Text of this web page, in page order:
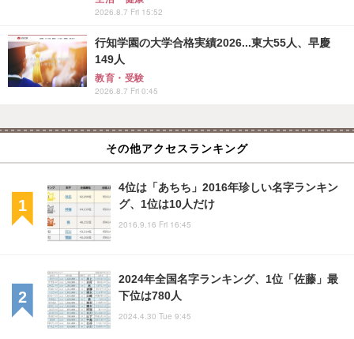
2026.8.7 Fri 15:52
行知学園の大学合格実績2026...東大55人、早慶
149人
教育・受験
2026.8.7 Fri 0:45
その他アクセスランキング
4位は「あちち」2016年珍しい名字ランキン
グ、1位は10人だけ
2016.9.16 Fri 16:45
2024年全国名字ランキング、1位「佐藤」最
下位は780人
2024.4.30 Tue 9:45